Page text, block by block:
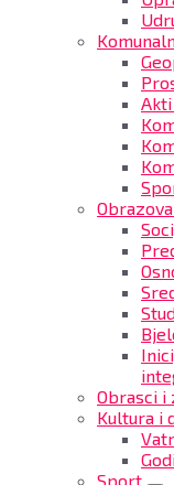
Obrasci i
Kultura i
Sport